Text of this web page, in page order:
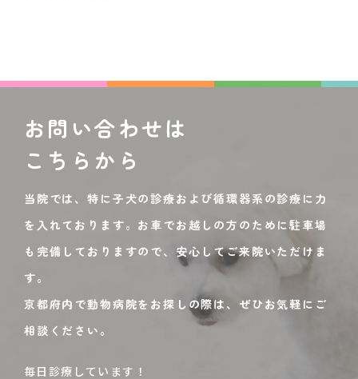
お問い合わせは
こちらから
当院では、特に子犬の診療および循環器系の診療に力
を入れております。お車でお越しの方のために駐車場
も完備しておりますので、安心してご来院いただけま
す。
京都府内で動物病院をお探しの際は、ぜひお気軽にご
相談ください。
毎日診療しています！